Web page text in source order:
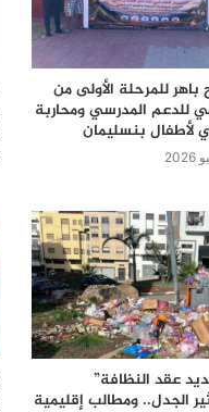
باهر للمرحلة الأولى من
للدعم المدرسي ومحاربة
لأطفال بنسليمان
عقد النظافة”
الجدل.. ومطالب إقليمية